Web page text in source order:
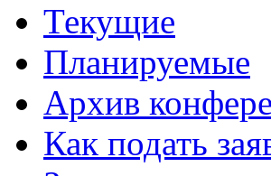
Текущие
Планируемые
Архив
Как подать